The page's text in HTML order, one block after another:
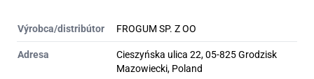
Výrobca/distribútor FROGUM SP. Z OO
Adresa
Cieszyńska ulica 22, 05-825 Grodzisk
Mazowiecki, Poland